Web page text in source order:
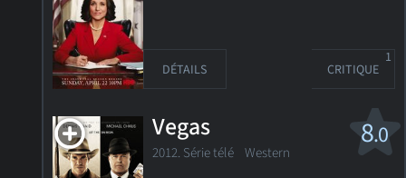
DÉTAILS CRITIQUE
1
8.0
Vegas
2012. Série télé Western